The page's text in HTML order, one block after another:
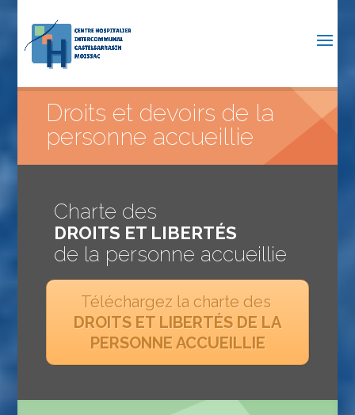
Droits et devoirs de la
personne accueillie
Charte des
DROITS ET LIBERTÉS
de la personne accueillie
Téléchargez la charte des
DROITS ET LIBERTÉS DE LA
PERSONNE ACCUEILLIE